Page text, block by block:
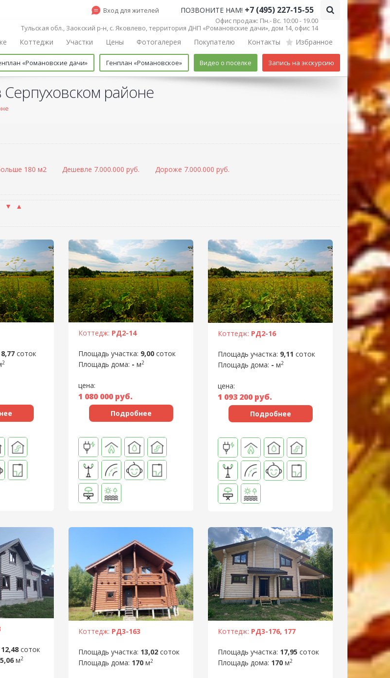
Офис продаж: Пн.- Вс. 10:00 - 19.00
Тульская обл., Заокский р-н, с. Яковлево, территория ДНП «Романовские дачи», дом 14, офис 14
Вход для жителей ПОЗВОНИТЕ НАМ! +7 (495) 227-15-55
Коттеджи Участки Цены Фотогалерея Покупателю Контакты Избранное
«Романовские дачи» Генплан «Романовское» Видео о поселке Запись на экскурсию
Серпуховском районе
180 м2 Дешевле 7.000.000 руб. Дороже 7.000.000 руб.
▲
▼
8,77 соток
2
Коттедж: РД2-14
Площадь участка: 9,00 соток
Площадь дома: - м2
цена:
1 080 000 руб.
Подробнее
Коттедж: РД2-16
Площадь участка: 9,11 соток
Площадь дома: - м2
цена:
1 093 200 руб.
Подробнее
12,48 соток
м2
Коттедж: РД3-163
Площадь участка: 13,02 соток
Площадь дома: 170 м2
Коттедж: РД3-176, 177
Площадь участка: 17,95 соток
Площадь дома: 170 м2